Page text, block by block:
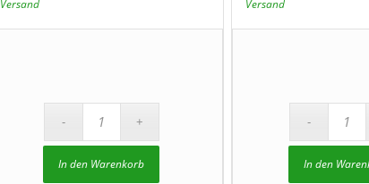
Versand
In den Warenkorb
Versand
In den